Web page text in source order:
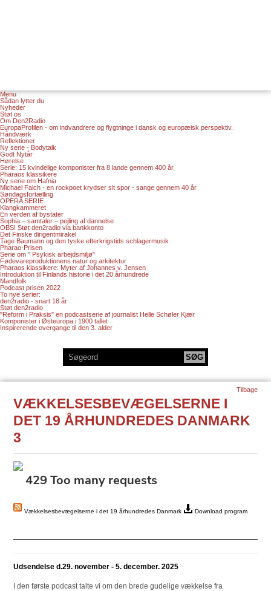
Menu
Sådan lytter du
Nyheder
Støt os
Om Den2Radio
EuropaProfilen - om indvandrere og flygtninge i dansk og europæisk perspektiv.
Håndværk
Reflektioner
Ny serie - Bodytalk
Godt Nytår
Hørelse
Serie: 15 kvindelige komponister fra 8 lande gennem 400 år.
Pharaos klassikere
Ny serie om Hafnia
Michael Falch - en rockpoet krydser sit spor - sange gennem 40 år
Søndagsfortælling
OPERA SERIE
Klangkammeret
En verden af bystater
Sophia – samtaler – pejling af dannelse
OBS! Støt den2radio via bankkonto
Det Finske dirigentmirakel
Tage Baumann og den tyske efterkrigstids schlagermusik
Pharao-Prisen
Serie om " Psykisk arbejdsmiljø"
Fødevareproduktionens natur og arkitektur
Pharaos klassikere: Myter af Johannes v. Jensen
Introduktion til Finlands historie i det 20.århundrede
Mandfolk
Podcast prisen 2022
To nye serier:
den2radio - snart 18 år
Støt den2radio
"Reform i Praksis" en podcastserie af journalist Helle Schøler Kjær
Komponister i Østeuropa i 1900 tallet
Inspirerende overgange til den 3. alder
VÆKKELSESBEVÆGELSERNE I
DET 19 ÅRHUNDREDES DANMARK
3
Vækkelsesbevægelserne i det 19 århundredes Danmark Download program
Udsendelse d.29. november - 5. december. 2025
I den første podcast talte vi om den brede gudelige vækkelse fra
Tilbage